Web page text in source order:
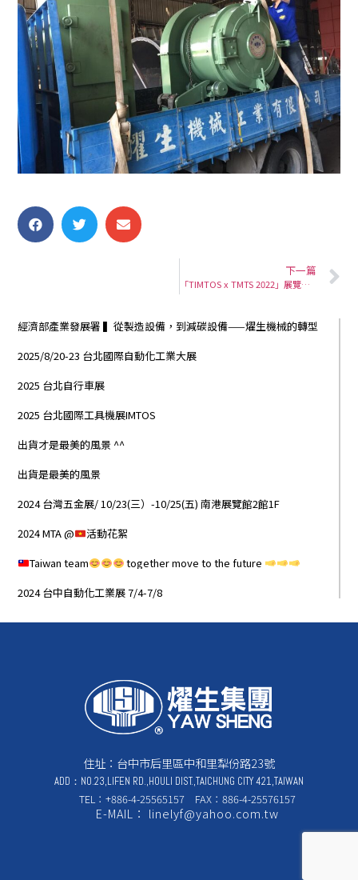
經濟部產業發展署 ▍從製造設備，到減碳設備——燿生機械的轉型
2025/8/20-23 台北國際自動化工業大展
2025 台北自行車展
2025 台北國際工具機展IMTOS
出貨才是最美的風景 ^^
出貨是最美的風景
2024 台灣五金展/ 10/23(三）-10/25(五) 南港展覽館2館1F
2024 MTA @
活動花絮
Taiwan team
together move to the future
2024 台中自動化工業展 7/4-7/8
下一篇
「TIMTOS x TMTS 2022」展覽地點：南港展覽館2館1F 攤位P1101
住址：台中市后里區中和里犁份路23號
ADD：NO.23,LIFEN RD.,HOULI DIST.,TAICHUNG CITY 421,TAIWAN
TEL：+886-4-25565157 FAX：886-4-25576157
E-MAIL： linelyf@yahoo.com.tw